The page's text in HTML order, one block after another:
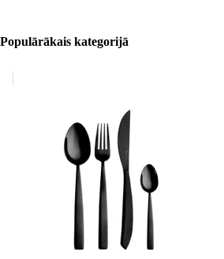
Populārākais kategorijā